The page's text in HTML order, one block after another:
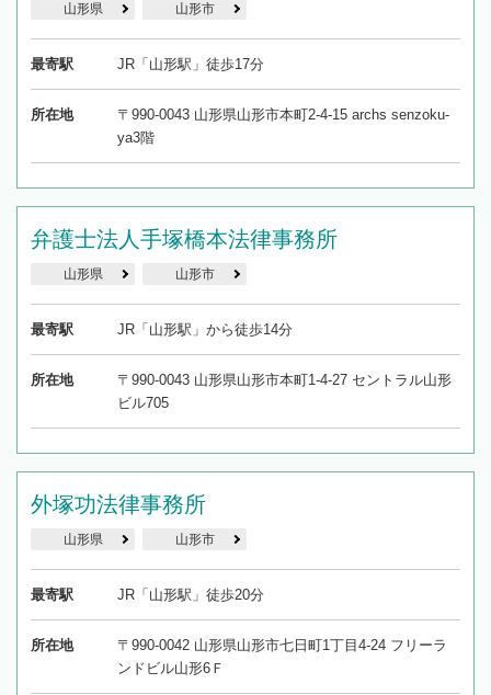
山形県 山形市
最寄駅 JR「山形駅」徒歩17分
所在地
〒990-0043 山形県山形市本町2-4-15 archs senzoku-
ya3階
弁護士法人手塚橋本法律事務所
山形県 山形市
最寄駅 JR「山形駅」から徒歩14分
所在地
〒990-0043 山形県山形市本町1-4-27 セントラル山形
ビル705
外塚功法律事務所
山形県 山形市
最寄駅 JR「山形駅」徒歩20分
所在地
〒990-0042 山形県山形市七日町1丁目4-24 フリーラ
ンドビル山形6Ｆ